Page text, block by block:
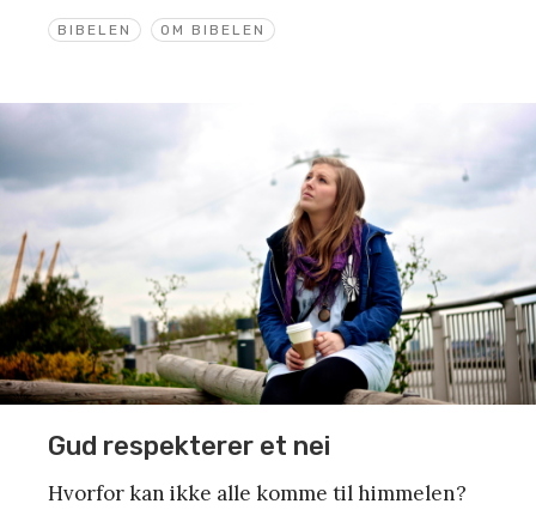
BIBELEN OM BIBELEN
Gud respekterer et nei
Hvorfor kan ikke alle komme til himmelen?